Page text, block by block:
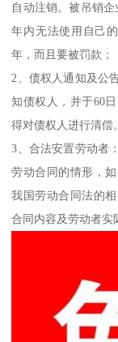
自动注销。被吊销
年内无法使用自己
年，而且要被罚款；
2、债权人通知及公
知债权人，并于60
得对债权人进行清偿
3、合法安置劳动者
劳动合同的情形，
我国劳动合同法的
合同内容及劳动者实